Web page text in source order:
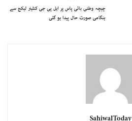
چیچہ وطنی بائی پاس پر ایل پی جی کنٹینر لیکج سے
ہنگامی صورت حال پیدا ہو گئی
SahiwalToday